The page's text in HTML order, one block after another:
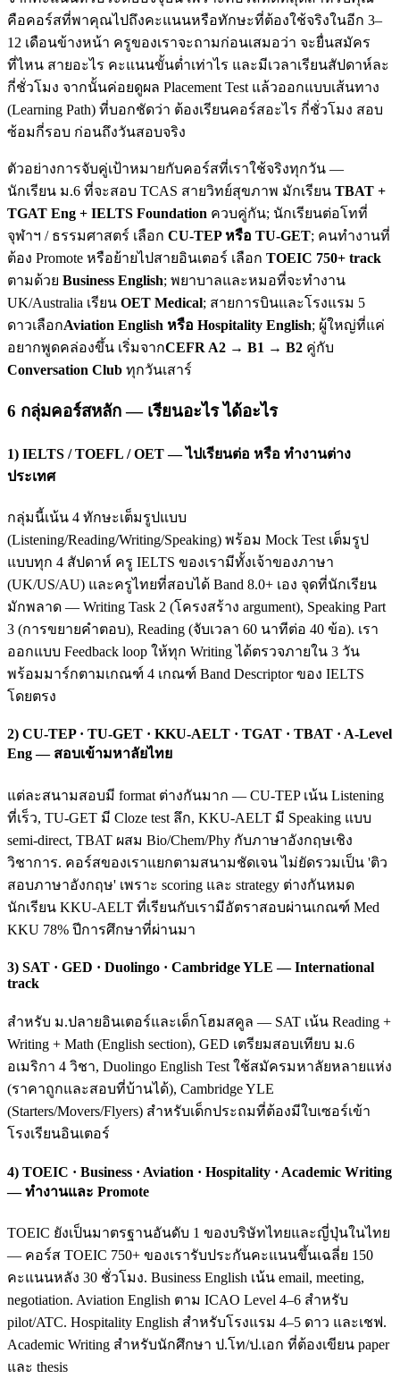
คือคอร์สที่พาคุณไปถึงคะแนนหรือทักษะที่ต้องใช้จริงในอีก 3–
12 เดือนข้างหน้า ครูของเราจะถามก่อนเสมอว่า จะยื่นสมัคร
ที่ไหน สายอะไร คะแนนขั้นต่ำเท่าไร และมีเวลาเรียนสัปดาห์ละ
กี่ชั่วโมง จากนั้นค่อยดูผล Placement Test แล้วออกแบบเส้นทาง
(Learning Path) ที่บอกชัดว่า ต้องเรียนคอร์สอะไร กี่ชั่วโมง สอบ
ซ้อมกี่รอบ ก่อนถึงวันสอบจริง
ตัวอย่างการจับคู่เป้าหมายกับคอร์สที่เราใช้จริงทุกวัน —
นักเรียน ม.6 ที่จะสอบ TCAS สายวิทย์สุขภาพ มักเรียน TBAT +
TGAT Eng + IELTS Foundation ควบคู่กัน; นักเรียนต่อโทที่
จุฬาฯ / ธรรมศาสตร์ เลือก CU-TEP หรือ TU-GET; คนทำงานที่
ต้อง Promote หรือย้ายไปสายอินเตอร์ เลือก TOEIC 750+ track
ตามด้วย Business English; พยาบาลและหมอที่จะทำงาน
UK/Australia เรียน OET Medical; สายการบินและโรงแรม 5
ดาวเลือกAviation English หรือ Hospitality English; ผู้ใหญ่ที่แค่
อยากพูดคล่องขึ้น เริ่มจากCEFR A2 → B1 → B2 คู่กับ
Conversation Club ทุกวันเสาร์
6 กลุ่มคอร์สหลัก — เรียนอะไร ได้อะไร
1) IELTS / TOEFL / OET — ไปเรียนต่อ หรือ ทำงานต่าง
ประเทศ
กลุ่มนี้เน้น 4 ทักษะเต็มรูปแบบ
(Listening/Reading/Writing/Speaking) พร้อม Mock Test เต็มรูป
แบบทุก 4 สัปดาห์ ครู IELTS ของเรามีทั้งเจ้าของภาษา
(UK/US/AU) และครูไทยที่สอบได้ Band 8.0+ เอง จุดที่นักเรียน
มักพลาด — Writing Task 2 (โครงสร้าง argument), Speaking Part
3 (การขยายคำตอบ), Reading (จับเวลา 60 นาทีต่อ 40 ข้อ). เรา
ออกแบบ Feedback loop ให้ทุก Writing ได้ตรวจภายใน 3 วัน
พร้อมมาร์กตามเกณฑ์ 4 เกณฑ์ Band Descriptor ของ IELTS
โดยตรง
2) CU-TEP · TU-GET · KKU-AELT · TGAT · TBAT · A-Level
Eng — สอบเข้ามหาลัยไทย
แต่ละสนามสอบมี format ต่างกันมาก — CU-TEP เน้น Listening
ที่เร็ว, TU-GET มี Cloze test ลึก, KKU-AELT มี Speaking แบบ
semi-direct, TBAT ผสม Bio/Chem/Phy กับภาษาอังกฤษเชิง
วิชาการ. คอร์สของเราแยกตามสนามชัดเจน ไม่ยัดรวมเป็น 'ติว
สอบภาษาอังกฤษ' เพราะ scoring และ strategy ต่างกันหมด
นักเรียน KKU-AELT ที่เรียนกับเรามีอัตราสอบผ่านเกณฑ์ Med
KKU 78% ปีการศึกษาที่ผ่านมา
3) SAT · GED · Duolingo · Cambridge YLE — International
track
สำหรับ ม.ปลายอินเตอร์และเด็กโฮมสคูล — SAT เน้น Reading +
Writing + Math (English section), GED เตรียมสอบเทียบ ม.6
อเมริกา 4 วิชา, Duolingo English Test ใช้สมัครมหาลัยหลายแห่ง
(ราคาถูกและสอบที่บ้านได้), Cambridge YLE
(Starters/Movers/Flyers) สำหรับเด็กประถมที่ต้องมีใบเซอร์เข้า
โรงเรียนอินเตอร์
4) TOEIC · Business · Aviation · Hospitality · Academic Writing
— ทำงานและ Promote
TOEIC ยังเป็นมาตรฐานอันดับ 1 ของบริษัทไทยและญี่ปุ่นในไทย
— คอร์ส TOEIC 750+ ของเรารับประกันคะแนนขึ้นเฉลี่ย 150
คะแนนหลัง 30 ชั่วโมง. Business English เน้น email, meeting,
negotiation. Aviation English ตาม ICAO Level 4–6 สำหรับ
pilot/ATC. Hospitality English สำหรับโรงแรม 4–5 ดาว และเชฟ.
Academic Writing สำหรับนักศึกษา ป.โท/ป.เอก ที่ต้องเขียน paper
และ thesis